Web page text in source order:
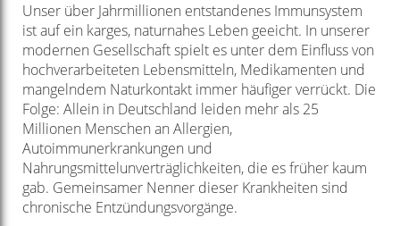
Unser über Jahrmillionen entstandenes Immunsystem
ist auf ein karges, naturnahes Leben geeicht. In unserer
modernen Gesellschaft spielt es unter dem Einfluss von
hochverarbeiteten Lebensmitteln, Medikamenten und
mangelndem Naturkontakt immer häufiger verrückt. Die
Folge: Allein in Deutschland leiden mehr als 25
Millionen Menschen an Allergien,
Autoimmunerkrankungen und
Nahrungsmittelunverträglichkeiten, die es früher kaum
gab. Gemeinsamer Nenner dieser Krankheiten sind
chronische Entzündungsvorgänge.